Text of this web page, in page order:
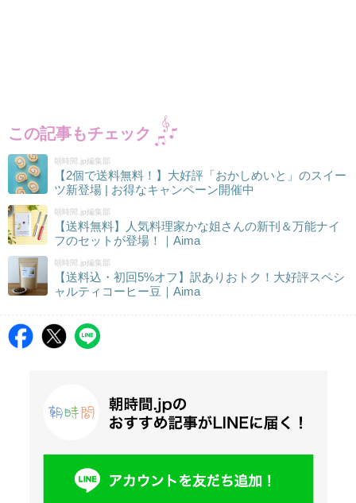
この記事もチェック
朝時間.jp編集部
【2個で送料無料！】大好評「おかしめいと」のスイー
ツ新登場 | お得なキャンペーン開催中
朝時間.jp編集部
【送料無料】人気料理家かな姐さんの新刊＆万能ナイ
フのセットが登場！｜Aima
朝時間.jp編集部
【送料込・初回5%オフ】訳ありおトク！大好評スペシ
ャルティコーヒー豆｜Aima